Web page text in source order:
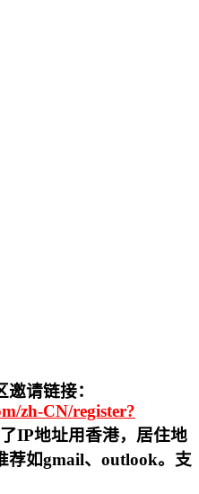
邀请链接：
zh-CN/register?
IP地址用香港，居住地
荐如gmail、outlook。支